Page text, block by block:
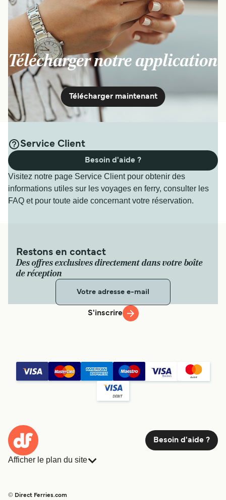
Télécharger notre application
Télécharger maintenant
Service Client
Visitez notre page Service Client pour obtenir des
informations utiles sur les voyages en ferry, consulter les
FAQ et pour toute aide concernant votre réservation.
Besoin d'aide ?
Restons en contact
Des offres exclusives directement dans votre boîte
de réception
S'inscrire
Besoin d'aide ?
Afficher le plan du site
© Direct Ferries.com